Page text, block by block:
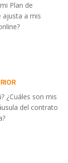
Plan de
ajusta a mis
¿Cuáles son mis
del contrato